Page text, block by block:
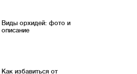
Виды орхидей: фото и
описание
Как избавиться от